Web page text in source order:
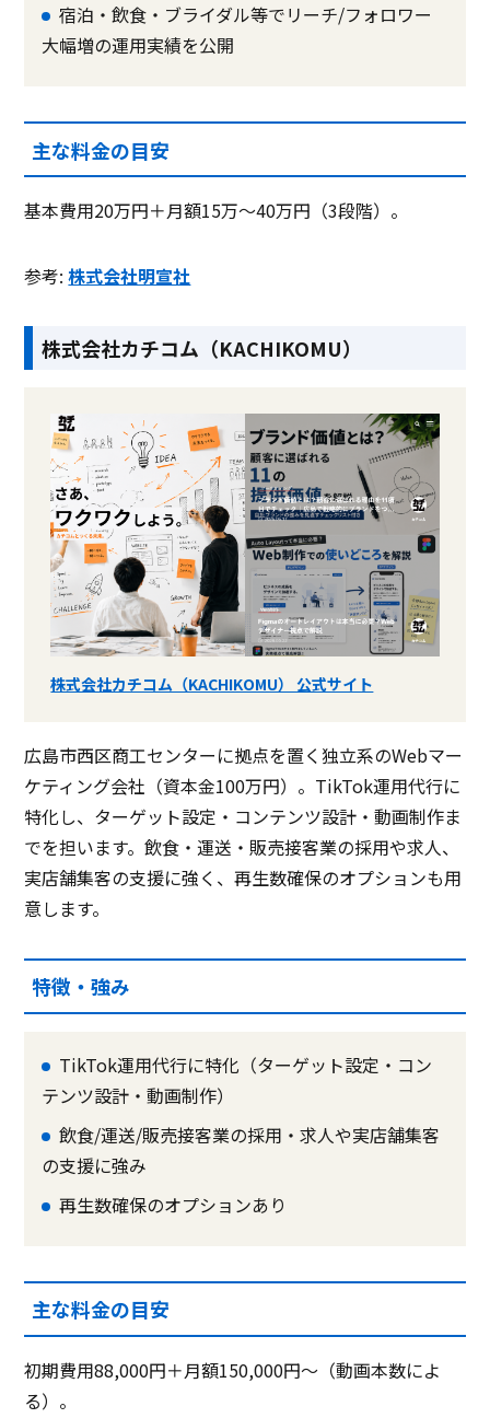
宿泊・飲食・ブライダル等でリーチ/フォロワー
大幅増の運用実績を公開
主な料金の目安
基本費用20万円＋月額15万〜40万円（3段階）。
参考:株式会社明宣社
株式会社カチコム（KACHIKOMU）
株式会社カチコム（KACHIKOMU） 公式サイト
広島市西区商工センターに拠点を置く独立系のWebマー
ケティング会社（資本金100万円）。TikTok運用代行に
特化し、ターゲット設定・コンテンツ設計・動画制作ま
でを担います。飲食・運送・販売接客業の採用や求人、
実店舗集客の支援に強く、再生数確保のオプションも用
意します。
特徴・強み
TikTok運用代行に特化（ターゲット設定・コン
テンツ設計・動画制作）
飲食/運送/販売接客業の採用・求人や実店舗集客
の支援に強み
再生数確保のオプションあり
主な料金の目安
初期費用88,000円＋月額150,000円〜（動画本数によ
る）。